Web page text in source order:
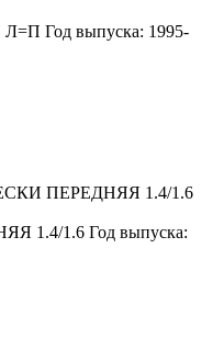
Л=П Год выпуска: 1995-
1.4/1.6 Год выпуска: